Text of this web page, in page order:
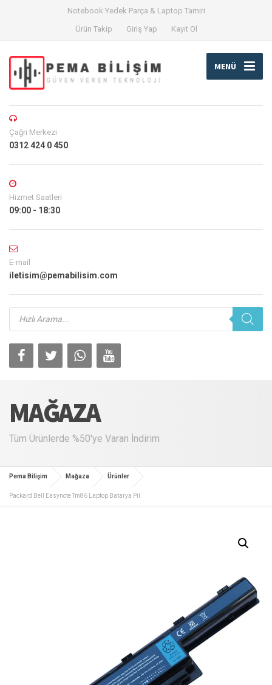
Notebook Yedek Parça & Laptop Tamiri
Ürün Takip
Giriş Yap Kayıt Ol
MENÜ
Çağrı Merkezi
0312 424 0 450
Hizmet Saatleri
09:00 - 18:30
E-mail
iletisim@pemabilisim.com
Products
search
MAĞAZA
Tüm Ürünlerde %50'ye Varan İndirim
Pema Bilişim Mağaza Ürünler
Packard Bell Easynote Tm86 Laptop Batarya Pil